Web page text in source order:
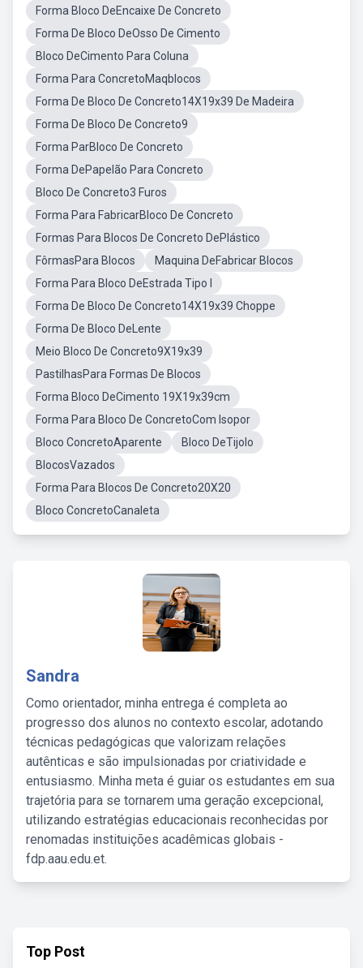
Forma Bloco DeEncaixe De Concreto
Forma De Bloco DeOsso De Cimento
Bloco DeCimento Para Coluna
Forma Para ConcretoMaqblocos
Forma De Bloco De Concreto14X19x39 De Madeira
Forma De Bloco De Concreto9
Forma ParBloco De Concreto
Forma DePapelão Para Concreto
Bloco De Concreto3 Furos
Forma Para FabricarBloco De Concreto
Formas Para Blocos De Concreto DePlástico
FôrmasPara Blocos
Maquina DeFabricar Blocos
Forma Para Bloco DeEstrada Tipo I
Forma De Bloco De Concreto14X19x39 Choppe
Forma De Bloco DeLente
Meio Bloco De Concreto9X19x39
PastilhasPara Formas De Blocos
Forma Bloco DeCimento 19X19x39cm
Forma Para Bloco De ConcretoCom Isopor
Bloco ConcretoAparente
Bloco DeTijolo
BlocosVazados
Forma Para Blocos De Concreto20X20
Bloco ConcretoCanaleta
Sandra
Como orientador, minha entrega é completa ao
progresso dos alunos no contexto escolar, adotando
técnicas pedagógicas que valorizam relações
autênticas e são impulsionadas por criatividade e
entusiasmo. Minha meta é guiar os estudantes em sua
trajetória para se tornarem uma geração excepcional,
utilizando estratégias educacionais reconhecidas por
renomadas instituições acadêmicas globais -
fdp.aau.edu.et.
Top Post